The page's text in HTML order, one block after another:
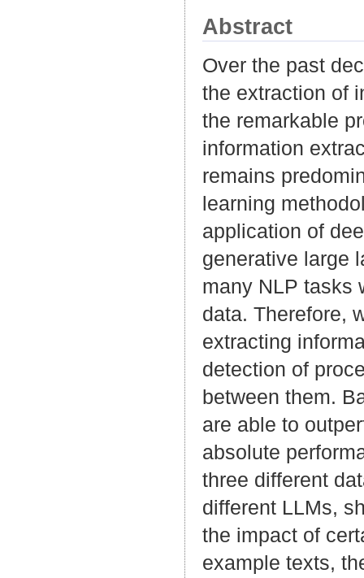
Abstract
Over the past
the extraction of
the remarkable
information
remains
learning
application of
generative large
many NLP tasks
data. Therefore,
extracting
detection of
between them.
are able to
absolute
three different
different LLMs,
the impact of
example texts,